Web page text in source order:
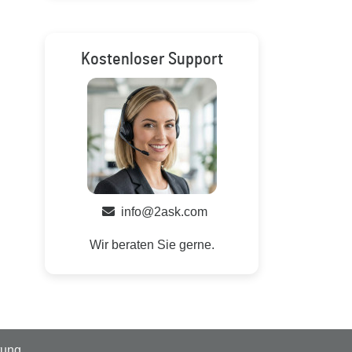
Kostenloser Support
info@2ask.com
Wir beraten Sie gerne.